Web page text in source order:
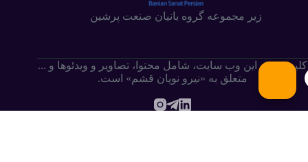
زیر مجموعه گروه بانیان صنعت پرشین
کلیه حقوق این وب سایت،‌ شامل محتوا، تصاویر و ویدئوها و ...
متعلق به «نیرو نویان قشم» است.